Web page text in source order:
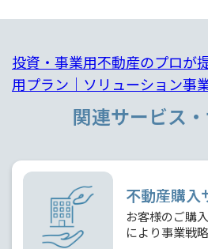
投資・事業用不動産のプロが
用プラン｜ソリューション事
関連サービス
不動産購入
お客様のご購
により事業戦